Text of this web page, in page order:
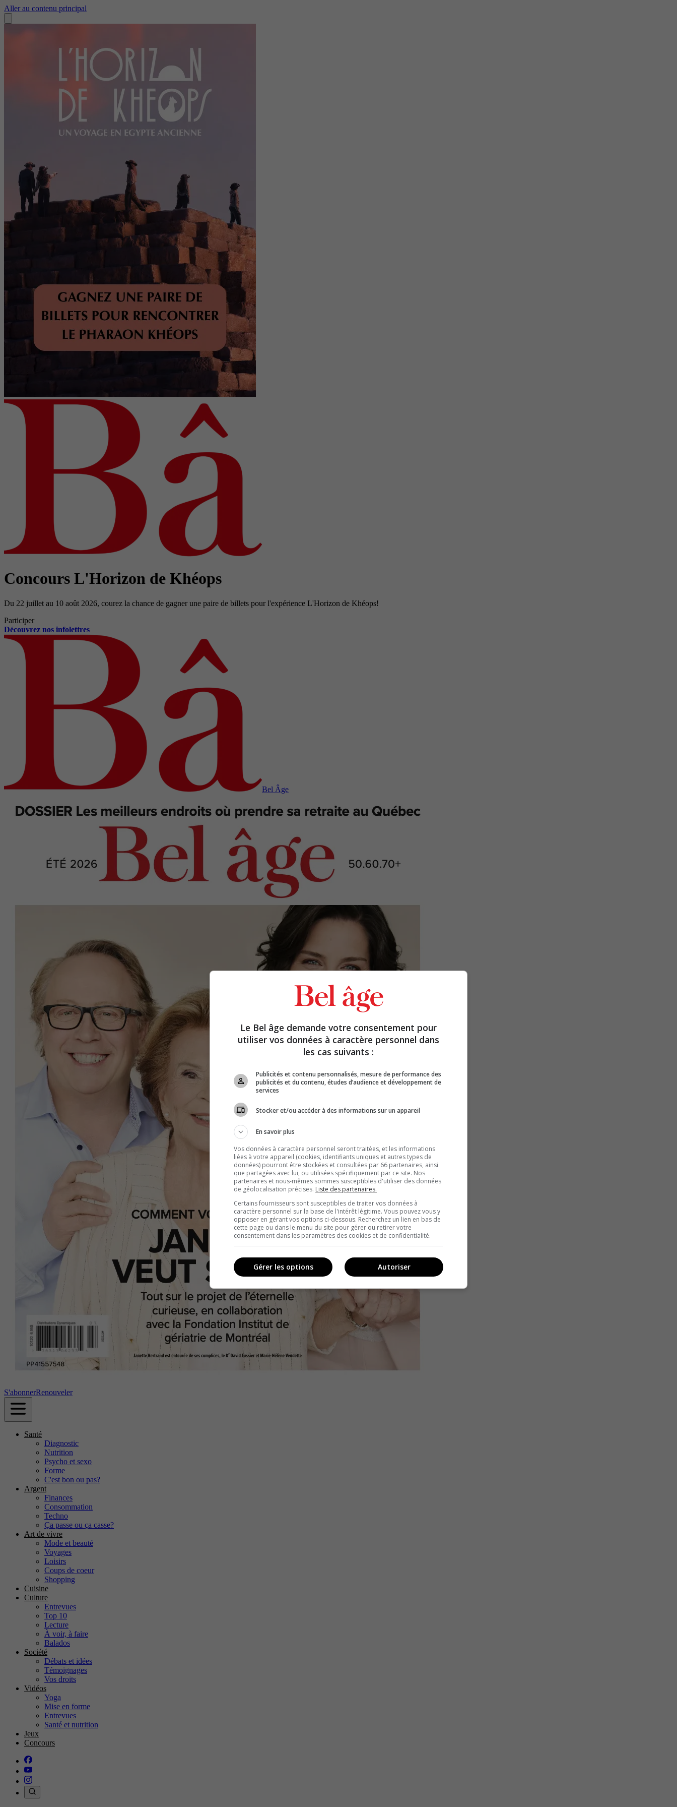
Aller au contenu principal
Concours L'Horizon de Khéops
Du 22 juillet au 10 août 2026, courez la chance de gagner une paire de billets pour l'expérience L'Horizon de Khéops!
Participer
Découvrez nos infolettres
Bel Âge
S'abonnerRenouveler
Santé
Diagnostic
Nutrition
Psycho et sexo
Forme
C'est bon ou pas?
Argent
Finances
Consommation
Techno
Ça passe ou ça casse?
Art de vivre
Mode et beauté
Voyages
Loisirs
Coups de coeur
Shopping
Cuisine
Culture
Entrevues
Top 10
Lecture
À voir, à faire
Balados
Société
Débats et idées
Témoignages
Vos droits
Vidéos
Yoga
Mise en forme
Entrevues
Santé et nutrition
Jeux
Concours
Le Bel âge demande votre consentement pour
utiliser vos données à caractère personnel dans
les cas suivants :
Publicités et contenu personnalisés, mesure de performance des
publicités et du contenu, études d’audience et développement de
services
Stocker et/ou accéder à des informations sur un appareil
En savoir plus
Vos données à caractère personnel seront traitées, et les informations
liées à votre appareil (cookies, identifiants uniques et autres types de
données) pourront être stockées et consultées par 66 partenaires, ainsi
que partagées avec lui, ou utilisées spécifiquement par ce site. Nos
partenaires et nous-mêmes sommes susceptibles d'utiliser des données
de géolocalisation précises. Liste des partenaires.
Certains fournisseurs sont susceptibles de traiter vos données à
caractère personnel sur la base de l'intérêt légitime. Vous pouvez vous y
opposer en gérant vos options ci-dessous. Recherchez un lien en bas de
cette page ou dans le menu du site pour gérer ou retirer votre
consentement dans les paramètres des cookies et de confidentialité.
Autoriser
Gérer les options